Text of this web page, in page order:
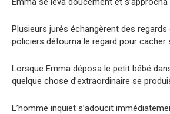
Plusieurs jurés échangèrent des regards
policiers détourna le regard pour cacher
Lorsque Emma déposa le petit bébé
quelque chose d’extraordinaire se
L’homme inquiet s’adoucit